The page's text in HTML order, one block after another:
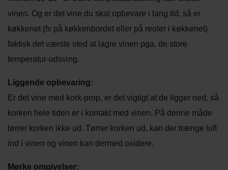
CHARDONNAY
MERLOT
REFOSCO
RIESLING
SCHIOPPETINO
CHOKOLADE, LAKRIDS ETC
ØL
TONICS OG VAND
JUL OG GLØGG
PÅSKE
vinen. Og er det vine du skal opbevare i lang tid, så er
køkkenet (fx på køkkenbordet eller på reoler i køkkenet)
faktisk det værste sted at lagre vinen pga. de store
temperatur-udsving.
Liggende opbevaring:
Er det vine med kork-prop, er det vigtigt at de ligger ned, så
korken hele tiden er i kontakt med vinen. På denne måde
tørrer korken ikke ud. Tørrer korken ud, kan der trænge luft
ind i vinen og vinen kan dermed oxidere.
Mørke omgivelser: